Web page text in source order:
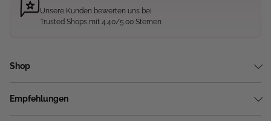
Unsere Kunden bewerten uns bei
Trusted Shops mit 4.40/5.00 Sternen
Shop
Empfehlungen